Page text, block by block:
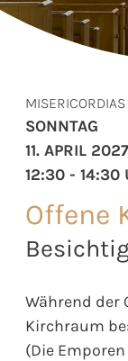
Offene
Während der
Kirchraum
(Die
SONNTAG
11. APRIL 2027
12:30 - 14:30